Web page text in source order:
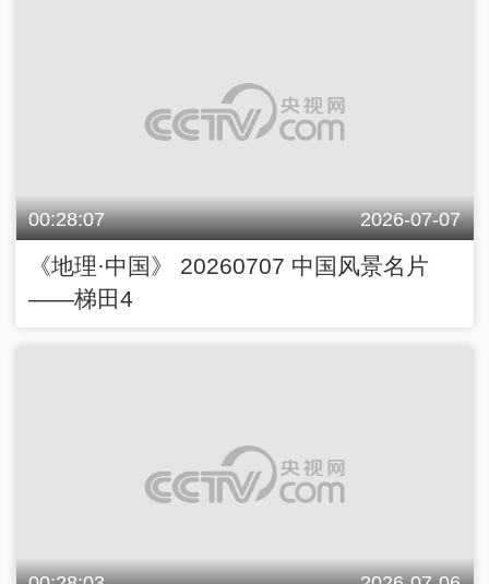
00:28:07 2026-07-07
《地理·中国》 20260707 中国风景名片
——梯田4